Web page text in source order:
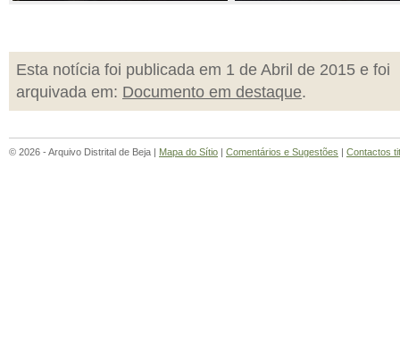
Esta notícia foi publicada em 1 de Abril de 2015 e foi
arquivada em: Documento em destaque.
© 2026 - Arquivo Distrital de Beja | Mapa do Sítio | Comentários e Sugestões | Contactos